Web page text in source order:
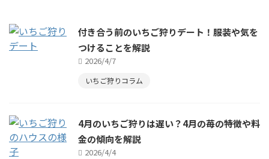
付き合う前のいちご狩りデート！服装や気を
つけることを解説
2026/4/7
いちご狩りコラム
4月のいちご狩りは遅い？4月の苺の特徴や料
金の傾向を解説
2026/4/4